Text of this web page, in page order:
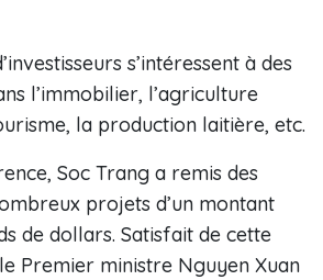
s’intéressent à des
l’immobilier, l’agriculture
la production laitière, etc.
Soc Trang a remis des
projets d’un montant
de dollars. Satisfait de cette
Premier ministre Nguyen Xuan